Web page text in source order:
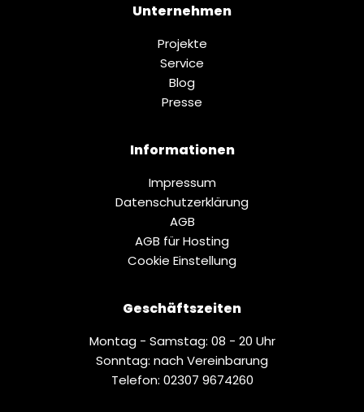
Unternehmen
Projekte
Service
Blog
Presse
Informationen
Impressum
Datenschutz­erklärung
AGB
AGB für Hosting
Cookie Einstellung
Geschäftszeiten
Montag - Samstag: 08 - 20 Uhr
Sonntag: nach Vereinbarung
Telefon: 02307 9674260